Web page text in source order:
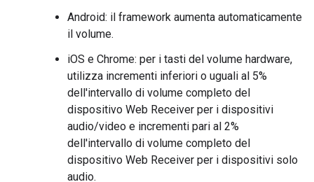
Android: il framework aumenta automaticamente
il volume.
iOS e Chrome: per i tasti del volume hardware,
utilizza incrementi inferiori o uguali al 5%
dell'intervallo di volume completo del
dispositivo Web Receiver per i dispositivi
audio/video e incrementi pari al 2%
dell'intervallo di volume completo del
dispositivo Web Receiver per i dispositivi solo
audio.